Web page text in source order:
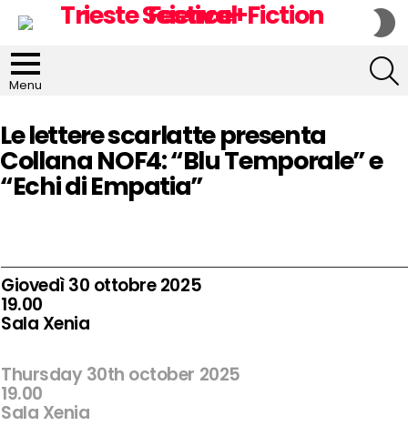
Menu
Le lettere scarlatte presenta
Collana NOF4: “Blu Temporale” e
“Echi di Empatia”
Giovedì 30 ottobre 2025
19.00
Sala Xenia
Thursday 30th october 2025
19.00
Sala Xenia